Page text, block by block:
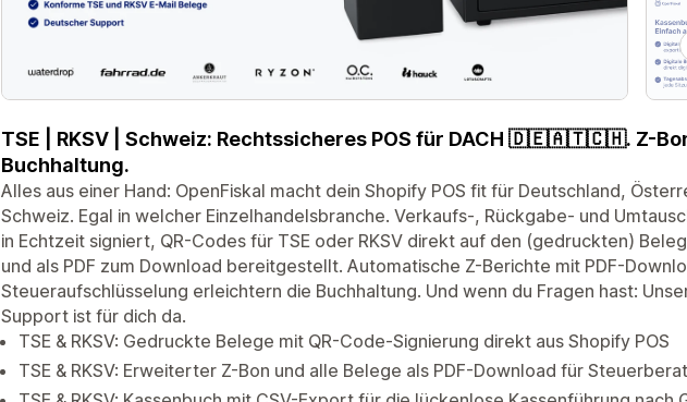
TSE | RKSV | Schweiz: Rechtssicheres POS für DACH 🇩🇪🇦🇹🇨🇭. Z-
Buchhaltung.
Alles aus einer Hand: OpenFiskal macht dein Shopify POS fit für Deutschland,
Schweiz. Egal in welcher Einzelhandelsbranche. Verkaufs-, Rückgabe- und
in Echtzeit signiert, QR-Codes für TSE oder RKSV direkt auf den (gedruckten)
und als PDF zum Download bereitgestellt. Automatische Z-Berichte mit PDF-
Steueraufschlüsselung erleichtern die Buchhaltung. Und wenn du Fragen hast:
Support ist für dich da.
TSE & RKSV: Gedruckte Belege mit QR-Code-Signierung direkt aus Shopify POS
TSE & RKSV: Erweiterter Z-Bon und alle Belege als PDF-Download für